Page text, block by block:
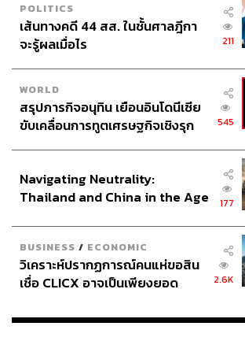
POLITICS
เส้นทางคดี 44 สส. ในชั้นศาลฎีกา
จะรู้ผลเมื่อไร
211
WORLD
สรุปภารกิจอนุทิน เยือนอินโดนีเซีย
ขับเคลื่อนการทูตเศรษฐกิจเชิงรุก
545
Navigating Neutrality:
Thailand and China in the Age
177
BUSINESS / ECONOMIC
วิเคราะห์ปรากฏการณ์คนแห่ขอสิน
เชื่อ CLICX อาจเป็นเพียงยอด
เรือนไทยที่ถูกซุกไว้
2.6K